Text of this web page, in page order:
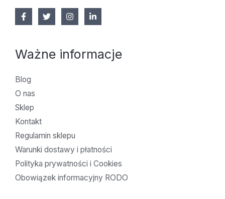
Ważne informacje
Blog
O nas
Sklep
Kontakt
Regulamin sklepu
Warunki dostawy i płatności
Polityka prywatności i Cookies
Obowiązek informacyjny RODO